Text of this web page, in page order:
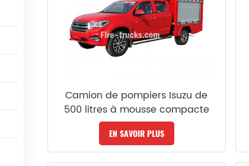
Camion de pompiers Isuzu de
500 litres à mousse compacte
EN SAVOIR PLUS